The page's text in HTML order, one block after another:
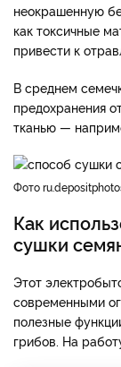
неокрашенную
как токсичные
привести к
В среднем
предохранения
тканью —
Фото
Как
сушки
Этот
современными
полезные
грибов. На